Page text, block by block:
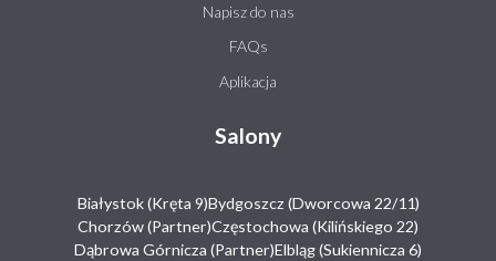
Napisz do nas
FAQs
Aplikacja
Salony
Białystok (Kręta 9)Bydgoszcz (Dworcowa 22/11)
Chorzów (Partner)Częstochowa (Kilińskiego 22)
Dąbrowa Górnicza (Partner)Elbląg (Sukiennicza 6)